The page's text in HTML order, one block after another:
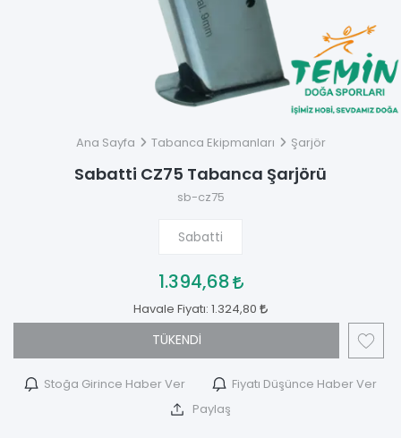
Ana Sayfa Tabanca Ekipmanları Şarjör
Sabatti CZ75 Tabanca Şarjörü
sb-cz75
Sabatti
1.394,68
Havale Fiyatı: 1.324,80
TÜKENDİ
Stoğa Girince Haber Ver Fiyatı Düşünce Haber Ver
Paylaş